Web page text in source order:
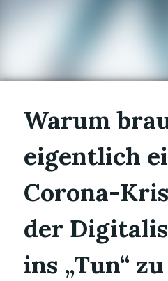
Warum
eigentlich
Corona-
der
ins „Tun“ zu